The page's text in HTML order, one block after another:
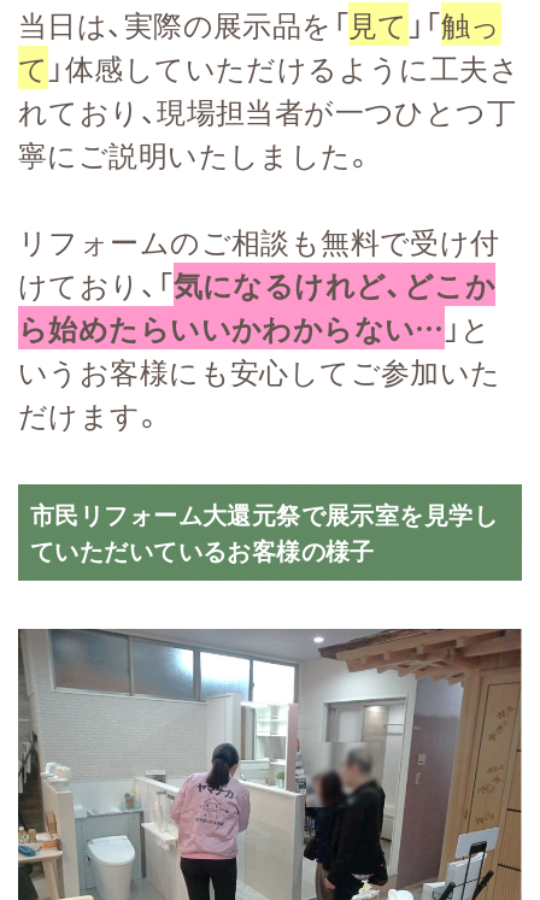
当日は、実際の展示品を「見て 」「触っ
て 」体感していただけるように工夫さ
れており、現場担当者が一つひとつ丁
寧にご説明いたしました。
リフォームのご相談も無料で受け付
けており、「気になるけれど、どこか
ら始めたらいいかわからない… 」と
いうお客様にも安心してご参加いた
だけます。
市民リフォーム大還元祭で展示室を見学し
ていただいているお客様の様子